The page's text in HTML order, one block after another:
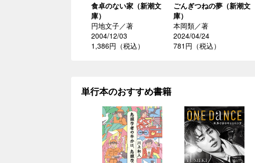
食卓のない家（新潮文
庫）
円地文子／著
2004/12/03
1,386円（税込）
ごんぎつねの夢（新潮文
庫）
本岡類／著
2024/04/24
781円（税込）
単行本のおすすめ書籍